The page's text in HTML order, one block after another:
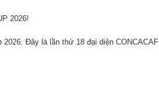
2026!
Đây là lần thứ 18 đại diện CONCACAF